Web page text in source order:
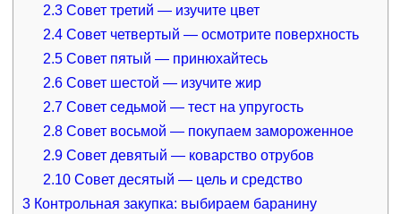
2.3 Совет третий — изучите цвет
2.4 Совет четвертый — осмотрите поверхность
2.5 Совет пятый — принюхайтесь
2.6 Совет шестой — изучите жир
2.7 Совет седьмой — тест на упругость
2.8 Совет восьмой — покупаем замороженное
2.9 Совет девятый — коварство отрубов
2.10 Совет десятый — цель и средство
3Контрольная закупка: выбираем баранину